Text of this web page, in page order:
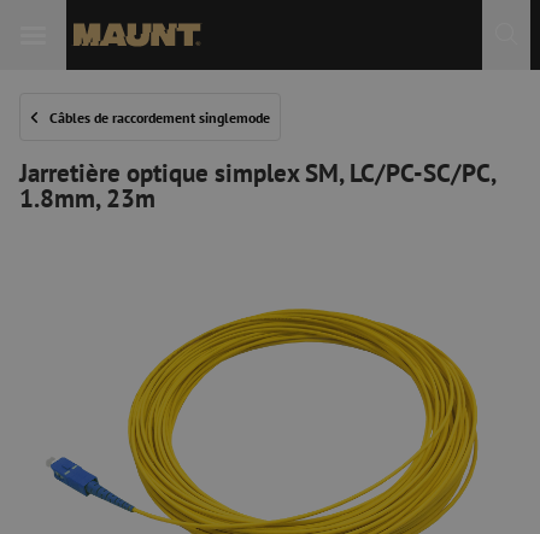
Câbles de raccordement singlemode
Jarretière optique simplex SM, LC/PC-SC/PC,
1.8mm, 23m